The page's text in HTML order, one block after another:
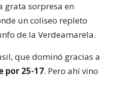
grata sorpresa en
un coliseo repleto
de la Verdeamarela.
que dominó gracias a
por 25-17. Pero ahí vino